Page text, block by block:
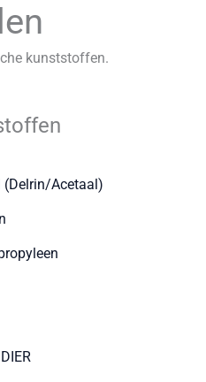
kunststoffen.
(Delrin/Acetaal)